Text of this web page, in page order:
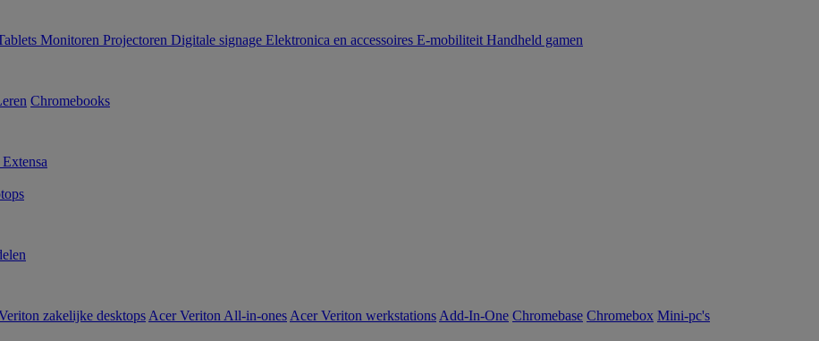
Monitoren Projectoren Digitale signage Elektronica en accessoires E-mobiliteit Handheld gamen
Chromebooks
zakelijke desktops Acer Veriton All-in-ones Acer Veriton werkstations Add-In-One Chromebase Chromebox Mini-pc's